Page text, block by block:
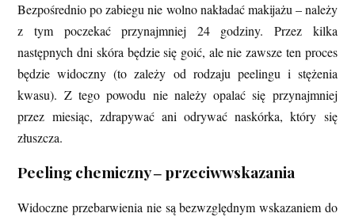
Bezpośrednio po zabiegu nie wolno nakładać makijażu – należy
z tym poczekać przynajmniej 24 godziny. Przez kilka
następnych dni skóra będzie się goić, ale nie zawsze ten proces
będzie widoczny (to zależy od rodzaju peelingu i stężenia
kwasu). Z tego powodu nie należy opalać się przynajmniej
przez miesiąc, zdrapywać ani odrywać naskórka, który się
złuszcza.
Peeling chemiczny ‒ przeciwwskazania
Widoczne przebarwienia nie są bezwzględnym wskazaniem do